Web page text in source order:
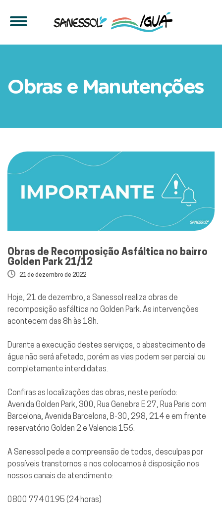
Obras e Manutenções
Obras de Recomposição Asfáltica no bairro
Golden Park 21/12
21 de dezembro de 2022
Hoje, 21 de dezembro, a Sanessol realiza obras de
recomposição asfáltica no Golden Park. As intervenções
acontecem das 8h às 18h.
Durante a execução destes serviços, o abastecimento de
água não será afetado, porém as vias podem ser parcial ou
completamente interdidatas.
Confiras as localizações das obras, neste período:
Avenida Golden Park, 300, Rua Genebra E 27, Rua Paris com
Barcelona, Avenida Barcelona, B-30, 298, 214 e em frente
reservatório Golden 2 e Valencia 156.
A Sanessol pede a compreensão de todos, desculpas por
possíveis transtornos e nos colocamos à disposição nos
nossos canais de atendimento:
0800 774 0195 (24 horas)